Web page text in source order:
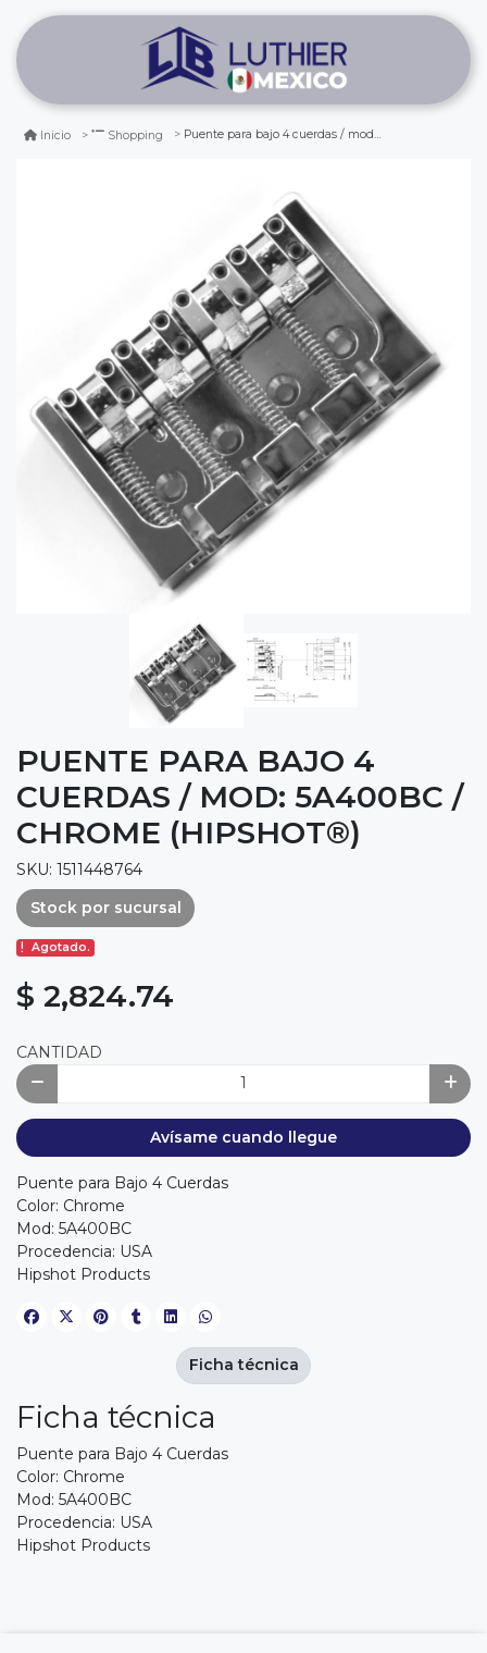
Inicio Shopping Puente para bajo 4 cuerdas / mod: 5a400bc / chrome (hipshot®)
PUENTE PARA BAJO 4
CUERDAS / MOD: 5A400BC /
CHROME (HIPSHOT®)
SKU: 1511448764
Stock por sucursal
Agotado.
$ 2,824.74
CANTIDAD
Avísame cuando llegue
Puente para Bajo 4 Cuerdas
Color: Chrome
Mod: 5A400BC
Procedencia: USA
Hipshot Products
Ficha técnica
Puente para Bajo 4 Cuerdas
Color: Chrome
Mod: 5A400BC
Procedencia: USA
Hipshot Products
Ficha técnica